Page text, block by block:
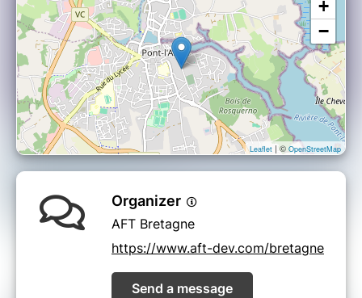
+
−
Leaflet| © OpenStreetMap
Organizer
AFT Bretagne
https://www.aft-dev.com/bretagne
Send a message